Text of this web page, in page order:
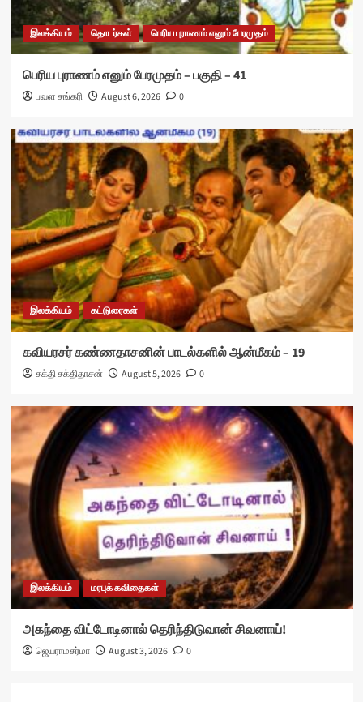
இலக்கியம் தொடர்கள் பெரிய புராணம் எனும் பேரமுதம்
பெரிய புராணம் எனும் பேரமுதம் – பகுதி – 41
பவள சங்கரி August 6, 2026 0
இலக்கியம் கட்டுரைகள்
கவியரசர் கண்ணதாசனின் பாடல்களில் ஆன்மீகம் – 19
சக்தி சக்திதாசன் August 5, 2026 0
இலக்கியம் மரபுக் கவிதைகள்
அகந்தை விட்டோடினால் தெரிந்திடுவான் சிவனாய்!
ஜெயராமசர்மா August 3, 2026 0